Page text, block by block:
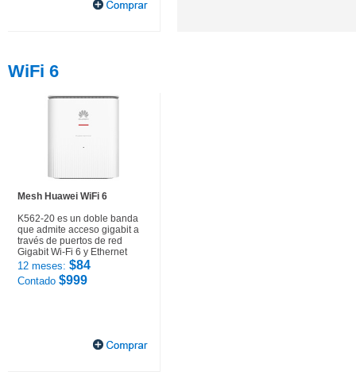
WiFi 6
Mesh Huawei WiFi 6
K562-20 es un doble banda
que admite acceso gigabit a
través de puertos de red
Gigabit Wi-Fi 6 y Ethernet
12 meses: $84
Contado $999